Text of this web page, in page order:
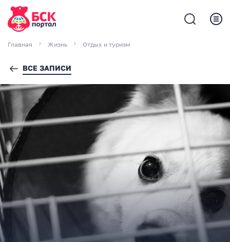
Главная Жизнь Отдых и туризм
ВСЕ ЗАПИСИ